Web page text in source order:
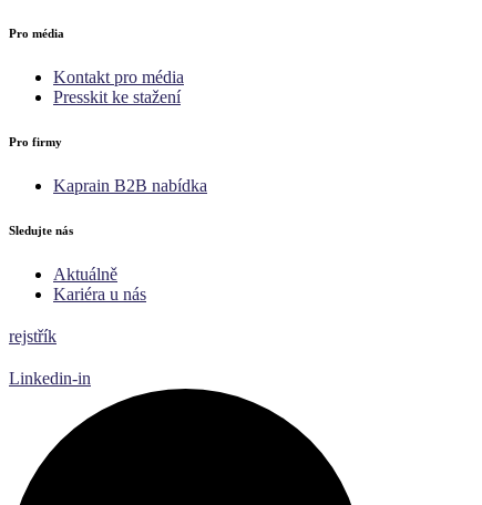
Pro média
Kontakt pro média
Presskit ke stažení
Pro firmy
Kaprain B2B nabídka
Sledujte nás
Aktuálně
Kariéra u nás
rejstřík
Linkedin-in